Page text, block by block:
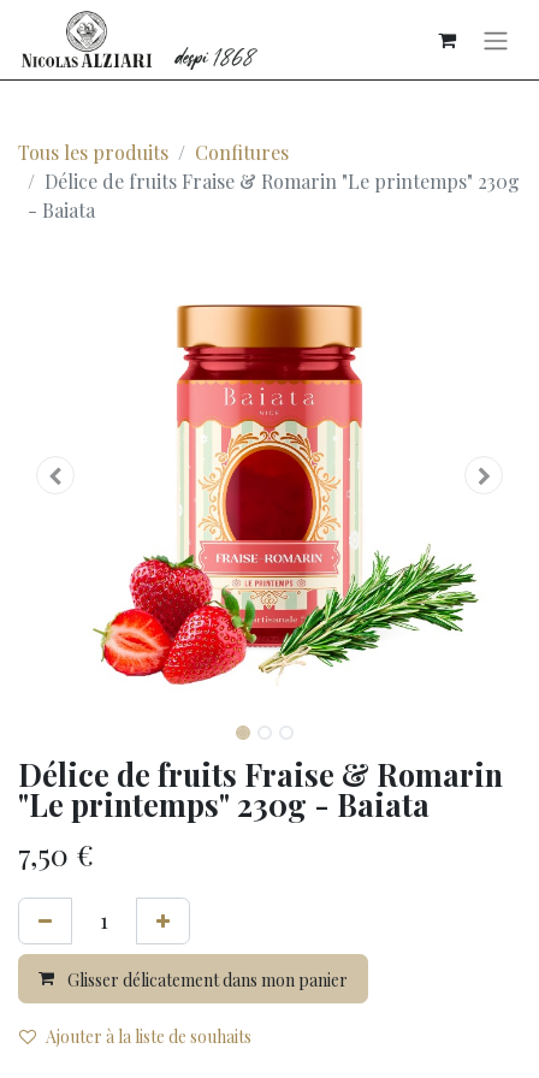
Tous les produits
Confitures
Délice de fruits Fraise & Romarin "Le printemps" 230g
- Baiata
Délice de fruits Fraise & Romarin
"Le printemps" 230g - Baiata
7,50 €
Glisser délicatement dans mon panier
Ajouter à la liste de souhaits